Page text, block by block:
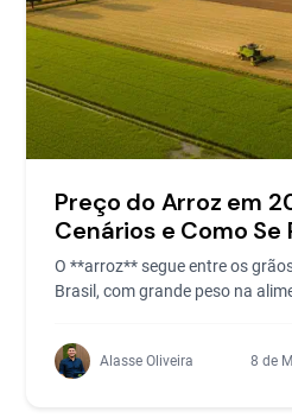
Preço do Arroz em
Cenários e Como Se
O **arroz** segue entre os
Brasil, com grande peso na
Alasse Oliveira 8 de